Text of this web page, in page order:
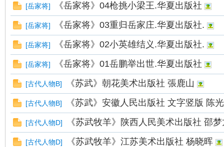
[岳家将] 《岳家将》04枪挑小梁王.华夏出版社
[岳家将] 《岳家将》03重归岳家庄.华夏出版社.
[岳家将] 《岳家将》02小英雄结义.华夏出版社.
[岳家将] 《岳家将》01岳鹏举出世.华夏出版社
[古代人物B] 《苏武》朝花美术出版社 張鹿山
[古代人物B] 《苏武》安徽人民出版社 文字竖版 陈
[古代人物D] 《苏武牧羊》陕西人民美术出版社 邵梦
[古代人物D] 《苏武牧羊》江苏美术出版社 杨晓晖